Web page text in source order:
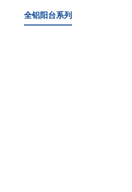
全铝阳台系列